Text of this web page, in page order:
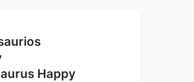
Happy